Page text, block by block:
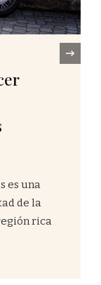
el
de la